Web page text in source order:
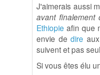
J'aimerais aussi
avant
Ethiopie afin que
envie dedire
suivent et pas
Si vous êtes élu